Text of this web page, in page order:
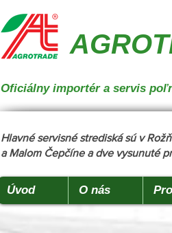
Oficiálny importér a servis
Hlavné servisné strediská sú v
a Malom Čepčíne a dve vysunuté
Úvod O nás